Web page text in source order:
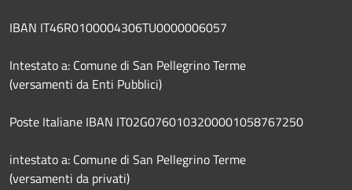
IBAN IT46R0100004306TU0000006057
Intestato a: Comune di San Pellegrino Terme
(versamenti da Enti Pubblici)
Poste Italiane IBAN IT02G0760103200001058767250
intestato a: Comune di San Pellegrino Terme
(versamenti da privati)